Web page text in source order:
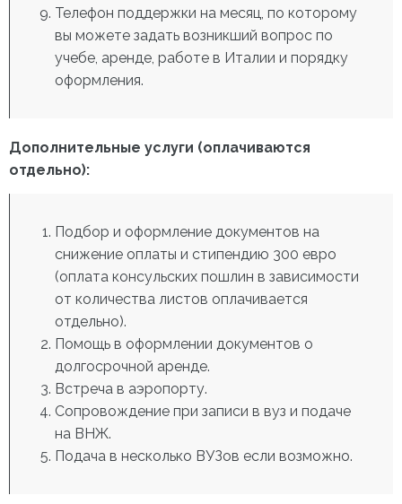
Телефон поддержки на месяц, по которому
вы можете задать возникший вопрос по
учебе, аренде, работе в Италии и порядку
оформления.
Дополнительные услуги (оплачиваются
отдельно):
Подбор и оформление документов на
снижение оплаты и стипендию 300 евро
(оплата консульских пошлин в зависимости
от количества листов оплачивается
отдельно).
Помощь в оформлении документов о
долгосрочной аренде.
Встреча в аэропорту.
Сопровождение при записи в вуз и подаче
на ВНЖ.
Подача в несколько ВУЗов если возможно.